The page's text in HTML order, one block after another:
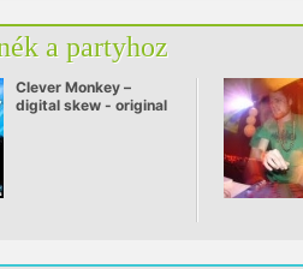
a partyhoz
Clever Monkey –
digital skew - original